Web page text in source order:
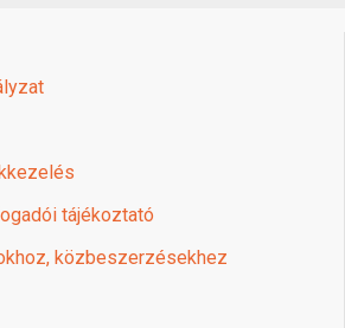
tájékoztató
közbeszerzésekhez